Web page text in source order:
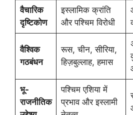
वैचारिक
दृष्टिकोण
इस्लामिक क्रांति
और पश्चिम विरोधी
वैश्विक
गठबंधन
रूस, चीन, सीरिया,
हिज़बुल्लाह, हमास
भू-
राजनीतिक
पश्चिम एशिया में
प्रभाव और इस्लामी